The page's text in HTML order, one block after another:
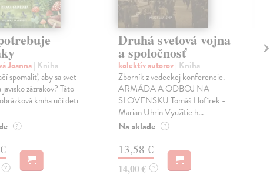
Joanna| Kniha
spomaliť, aby sa svet
zázrakov? Táto
kniha učí deti
?
?
Druhá svetová vojna
a spoločnosť
kolektív autorov| Kniha
Zborník z vedeckej konferencie.
ARMÁDA A ODBOJ NA
SLOVENSKU Tomáš Hofírek -
Marian Uhrin Využitie h...
Na sklade ?
13,58 €
14,00 € ?